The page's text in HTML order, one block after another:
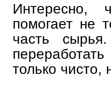
Интересно,
помогает не
часть
только чисто,